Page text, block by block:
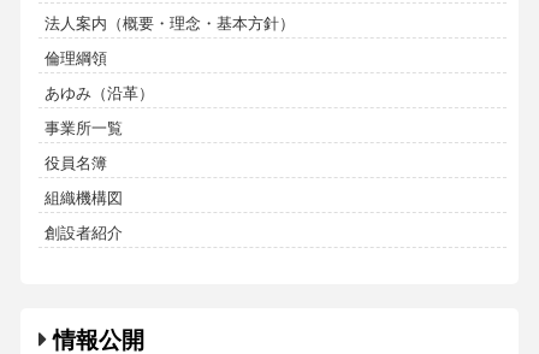
法人案内（概要・理念・基本方針）
倫理綱領
あゆみ（沿革）
事業所一覧
役員名簿
組織機構図
創設者紹介
情報公開